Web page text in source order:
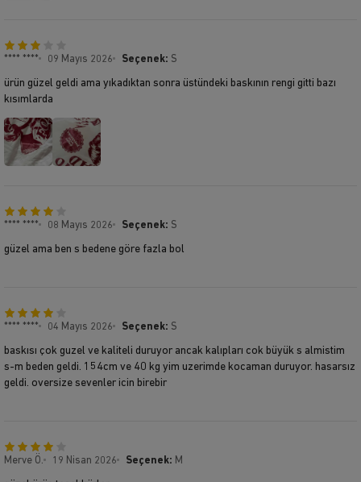
**** **** 09 Mayıs 2026 Seçenek: S
ürün güzel geldi ama yıkadıktan sonra üstündeki baskının rengi gitti bazı
kısımlarda
**** **** 08 Mayıs 2026 Seçenek: S
güzel ama ben s bedene göre fazla bol
**** **** 04 Mayıs 2026 Seçenek: S
baskısı çok guzel ve kaliteli duruyor ancak kalıpları cok büyük s almistim
s-m beden geldi. 154cm ve 40 kg yim uzerimde kocaman duruyor. hasarsız
geldi. oversize sevenler icin birebir
Merve Ö. 19 Nisan 2026 Seçenek: M